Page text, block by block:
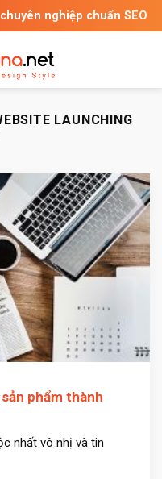
nghiệp chuẩn SEO
LAUNCHING
phẩm thành
nhất vô nhị và tin